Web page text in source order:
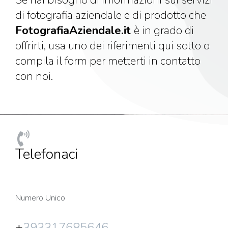
di fotografia aziendale e di prodotto che
FotografiaAziendale.it è in grado di
offrirti, usa uno dei riferimenti qui sotto o
compila il form per metterti in contatto
con noi.
Telefonaci
Numero Unico